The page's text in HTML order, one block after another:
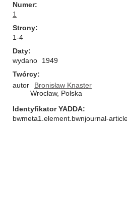
Numer
1
Strony
1-4
Daty
wydano
1949
Twórcy
autor
Bronisław Knaster
Wrocław, Polska
Identyfikator YADDA
bwmeta1.element.bwnjournal-